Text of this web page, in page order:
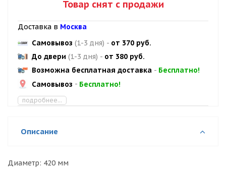
Товар снят с продажи
Доставка в Москва
Самовывоз (1-3 дня) - от 370 руб.
До двери (1-3 дня) - от 380 руб.
Возможна бесплатная доставка - Бесплатно!
Самовывоз - Бесплатно!
подробнее...
Описание
Диаметр: 420 мм